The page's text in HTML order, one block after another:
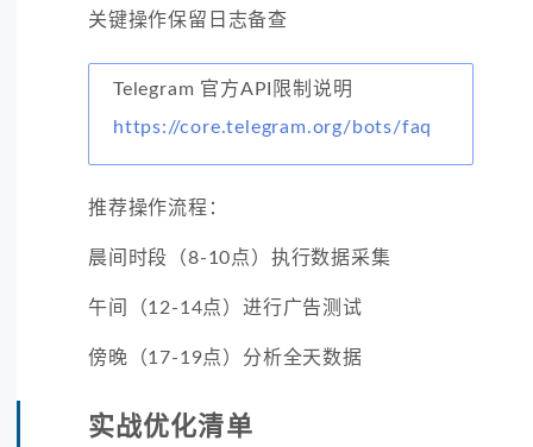
关键操作保留日志备查
Telegram 官方API限制说明
https://core.telegram.org/bots/faq
推荐操作流程：
晨间时段（8-10点）执行数据采集
午间（12-14点）进行广告测试
傍晚（17-19点）分析全天数据
实战优化清单